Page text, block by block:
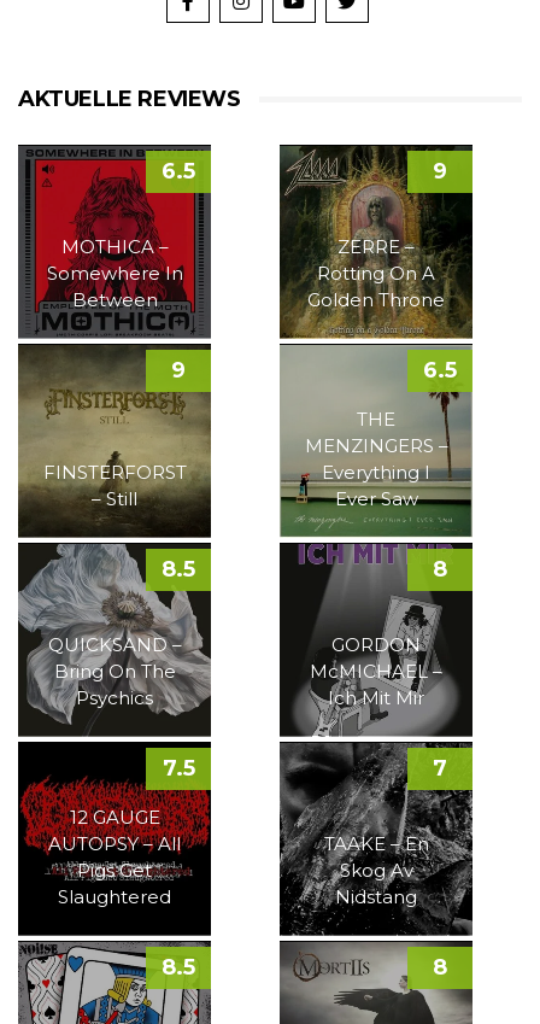
AKTUELLE REVIEWS
MOTHICA –
Somewhere In
Between
6.5
ZERRE –
Rotting On A
Golden Throne
9
FINSTERFORST
– Still
9
THE
MENZINGERS –
Everything I
Ever Saw
6.5
QUICKSAND –
Bring On The
Psychics
8.5
GORDON
McMICHAEL –
Ich Mit Mir
8
12 GAUGE
AUTOPSY – All
Pigs Get
Slaughtered
7.5
TAAKE – En
Skog Av
Nidstang
7
8.5 8